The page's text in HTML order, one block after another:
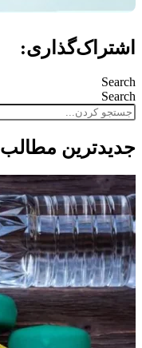
اشتراک‌گذاری:
Search
Search
جدید‌ترین مطالب